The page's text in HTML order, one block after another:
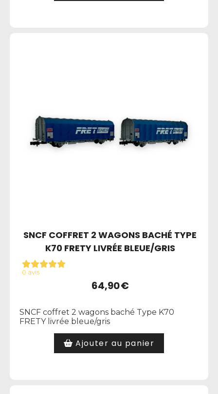
SNCF COFFRET 2 WAGONS BACHÉ TYPE
K70 FRETY LIVRÉE BLEUE/GRIS
0 avis
64,90€
SNCF coffret 2 wagons baché Type K70
FRETY livrée bleue/gris
Ajouter au panier